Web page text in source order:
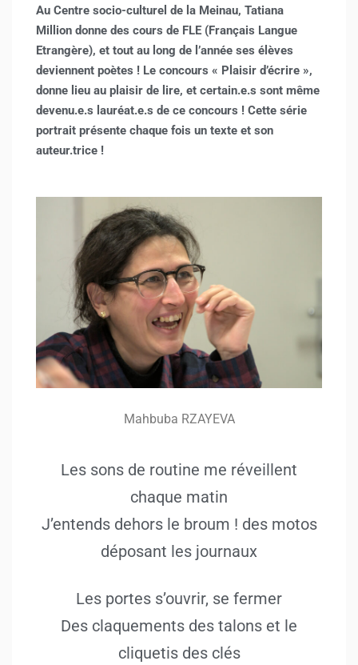
Au Centre socio-culturel de la Meinau, Tatiana
Million donne des cours de FLE (Français Langue
Etrangère), et tout au long de l’année ses élèves
deviennent poètes ! Le concours « Plaisir d’écrire »,
donne lieu au plaisir de lire, et certain.e.s sont même
devenu.e.s lauréat.e.s de ce concours ! Cette série
portrait présente chaque fois un texte et son
auteur.trice !
Mahbuba RZAYEVA
Les sons de routine me réveillent
chaque matin
J’entends dehors le broum ! des motos
déposant les journaux
Les portes s’ouvrir, se fermer
Des claquements des talons et le
cliquetis des clés